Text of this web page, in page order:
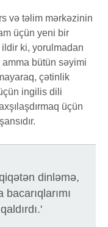
və təlim mərkəzinin
üçün yeni bir
ki, yorulmadan
amma bütün səyimi
çətinlik
ingilis dili
üçün
dinləmə,